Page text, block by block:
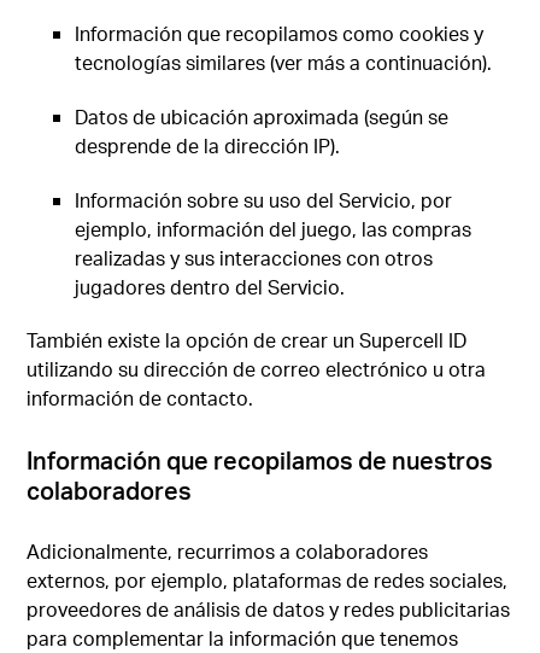
Información que recopilamos como cookies y
tecnologías similares (ver más a continuación).
Datos de ubicación aproximada (según se
desprende de la dirección IP).
Información sobre su uso del Servicio, por
ejemplo, información del juego, las compras
realizadas y sus interacciones con otros
jugadores dentro del Servicio.
También existe la opción de crear un Supercell ID
utilizando su dirección de correo electrónico u otra
información de contacto.
Información que recopilamos de nuestros
colaboradores
Adicionalmente, recurrimos a colaboradores
externos, por ejemplo, plataformas de redes sociales,
proveedores de análisis de datos y redes publicitarias
para complementar la información que tenemos